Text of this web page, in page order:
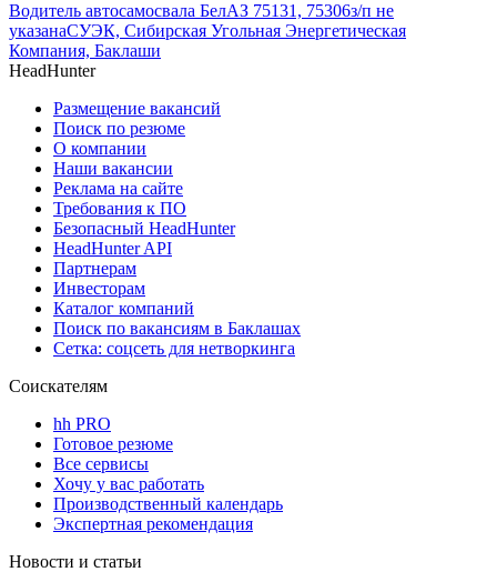
Водитель автосамосвала БелАЗ 75131, 75306з/п не
указанаСУЭК, Сибирская Угольная Энергетическая
Компания, Баклаши
HeadHunter
Размещение вакансий
Поиск по резюме
О компании
Наши вакансии
Реклама на сайте
Требования к ПО
Безопасный HeadHunter
HeadHunter API
Партнерам
Инвесторам
Каталог компаний
Поиск по вакансиям в Баклашах
Сетка: соцсеть для нетворкинга
Соискателям
hh PRO
Готовое резюме
Все сервисы
Хочу у вас работать
Производственный календарь
Экспертная рекомендация
Новости и статьи